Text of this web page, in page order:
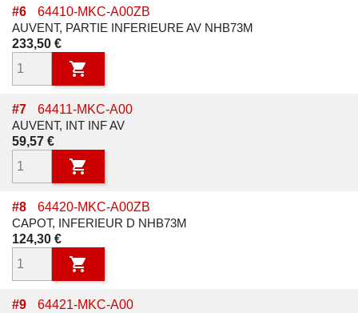
#6
64410-MKC-A00ZB
AUVENT, PARTIE INFERIEURE AV NHB73M
Prix
233,50 €

#7
64411-MKC-A00
AUVENT, INT INF AV
Prix
59,57 €

#8
64420-MKC-A00ZB
CAPOT, INFERIEUR D NHB73M
Prix
124,30 €

#9
64421-MKC-A00